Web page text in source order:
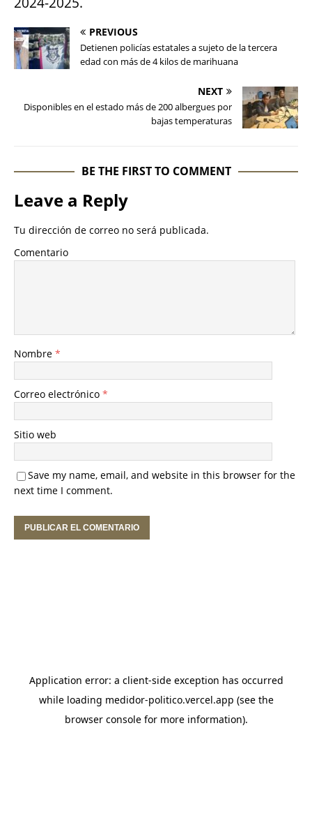
PREVIOUS
Detienen policías estatales a sujeto de la tercera
edad con más de 4 kilos de marihuana
NEXT
Disponibles en el estado más de 200 albergues por
bajas temperaturas
BE THE FIRST TO COMMENT
Leave a Reply
Tu dirección de correo no será publicada.
Comentario
Nombre *
Correo electrónico *
Sitio web
Save my name, email, and website in this browser for the
next time I comment.